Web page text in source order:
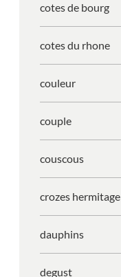
cotes de bourg
cotes du rhone
couleur
couple
couscous
crozes hermitage
dauphins
degust